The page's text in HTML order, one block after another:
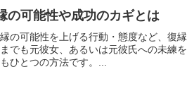
の可能性や成功のカギとは
の可能性を上げる行動・態度など、復縁
でも元彼女、あるいは元彼氏への未練を
ひとつの方法です。...